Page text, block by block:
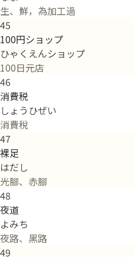
生、鮮，為加工過
45
100円ショップ
ひゃくえんショップ
100日元店
46
消費税
しょうひぜい
消費稅
47
裸足
はだし
光腳、赤腳
48
夜道
よみち
夜路、黑路
49